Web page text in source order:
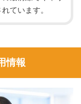
ています。
情報